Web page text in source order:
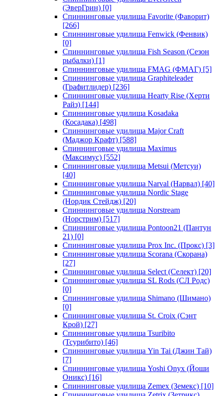
(ЭверГрин) [0]
Спиннинговые удилища Favorite (Фаворит)
[266]
Спиннинговые удилища Fenwick (Фенвик)
[0]
Спиннинговые удилища Fish Season (Сезон
рыбалки) [1]
Спиннинговые удилища FMAG (ФМАГ) [5]
Спиннинговые удилища Graphiteleader
(Графитлидер) [236]
Спиннинговые удилища Hearty Rise (Херти
Райз) [144]
Спиннинговые удилища Kosadaka
(Косадака) [498]
Спиннинговые удилища Major Craft
(Маджор Крафт) [588]
Спиннинговые удилища Maximus
(Максимус) [552]
Спиннинговые удилища Metsui (Метсуи)
[40]
Спиннинговые удилища Narval (Нарвал) [40]
Спиннинговые удилища Nordic Stage
(Нордик Стейдж) [20]
Спиннинговые удилища Norstream
(Норстрим) [517]
Спиннинговые удилища Pontoon21 (Пантун
21) [0]
Спиннинговые удилища Prox Inc. (Прокс) [3]
Спиннинговые удилища Scorana (Скорана)
[27]
Спиннинговые удилища Select (Селект) [20]
Спиннинговые удилища SL Rods (СЛ Родс)
[0]
Спиннинговые удилища Shimano (Шимано)
[0]
Спиннинговые удилища St. Croix (Сэнт
Крой) [27]
Спиннинговые удилища Tsuribito
(Тсурибито) [46]
Спиннинговые удилища Yin Tai (Джин Тай)
[7]
Спиннинговые удилища Yoshi Onyx (Йоши
Оникс) [16]
Спиннинговые удилища Zemex (Земекс) [10]